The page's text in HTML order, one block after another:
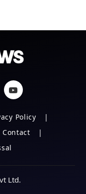
Policy
Contact
Ltd.